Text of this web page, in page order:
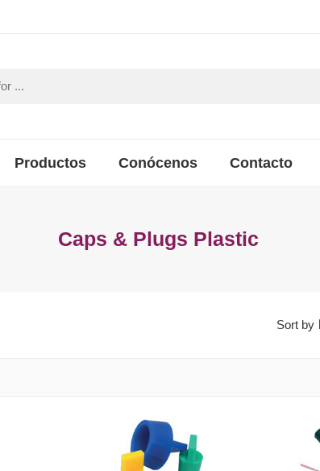
Productos Conócenos Contacto
Caps & Plugs Plastic
Sort by